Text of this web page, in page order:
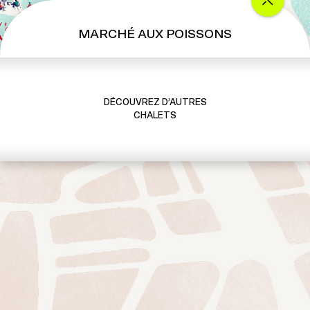
MARCHÉ AUX POISSONS
DÉCOUVREZ D’AUTRES
CHALETS